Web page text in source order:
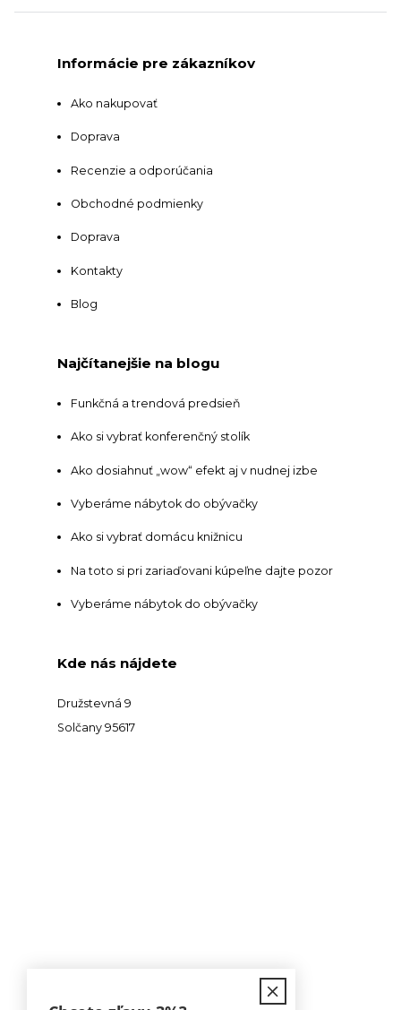
Informácie pre zákazníkov
Ako nakupovať
Doprava
Recenzie a odporúčania
Obchodné podmienky
Doprava
Kontakty
Blog
Najčítanejšie na blogu
Funkčná a trendová predsieň
Ako si vybrať konferenčný stolík
Ako dosiahnuť „wow“ efekt aj v nudnej izbe
Vyberáme nábytok do obývačky
Ako si vybrať domácu knižnicu
Na toto si pri zariaďovani kúpeľne dajte pozor
Vyberáme nábytok do obývačky
Kde nás nájdete
Družstevná 9
Solčany 95617